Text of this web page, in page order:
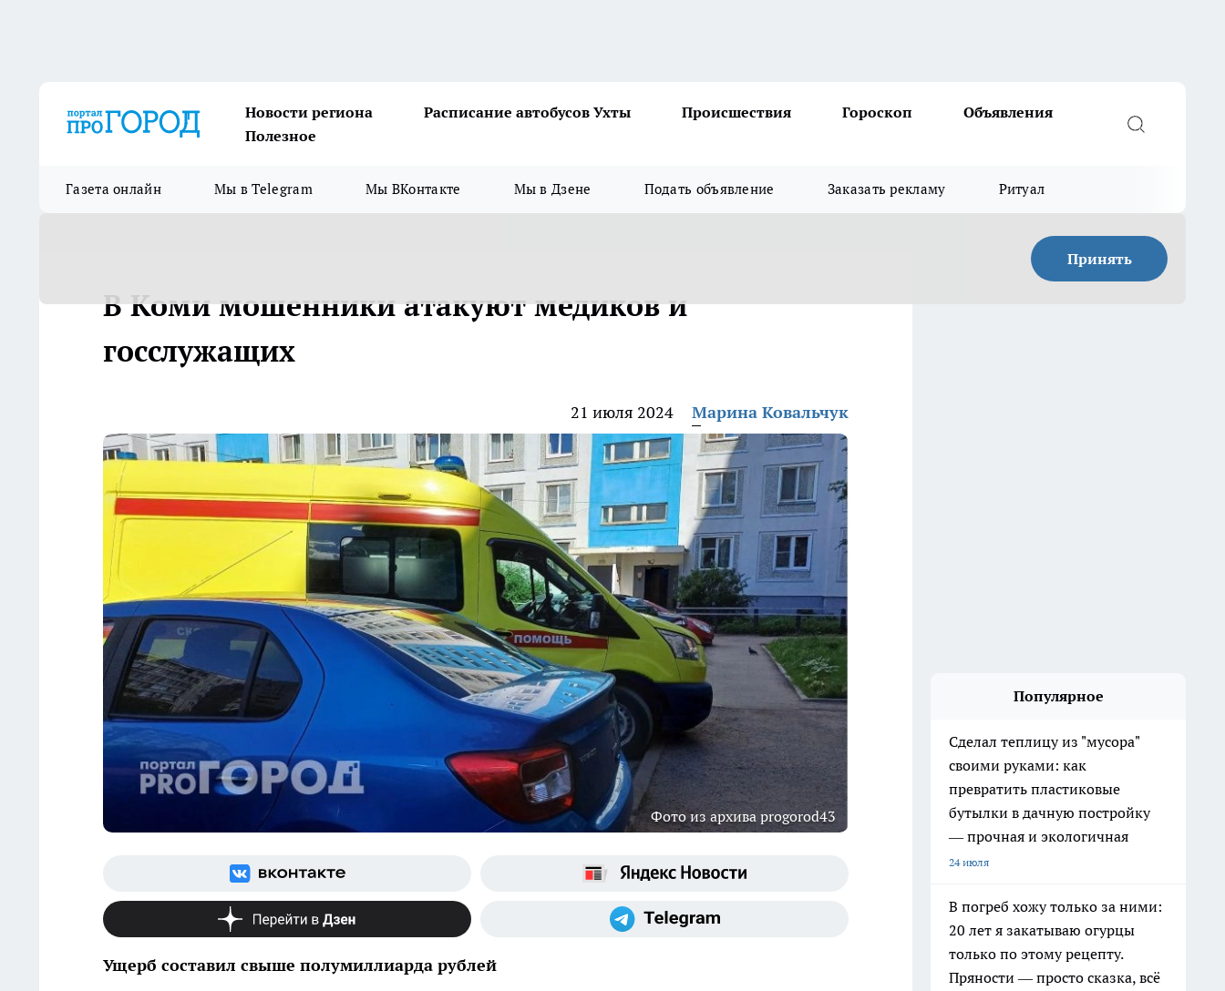
Новости региона Расписание автобусов Ухты Происшествия Гороскоп
Объявления
Полезное
Газета онлайн Мы в Telegram Мы ВКонтакте Мы в Дзене Подать объявление Заказать рекламу Ритуал
Принять
В Коми мошенники атакуют медиков и
госслужащих
21 июля 2024 Марина Ковальчук
Фото из архива progorod43
Ущерб составил свыше полумиллиарда рублей
Популярное
Сделал теплицу из "мусора"
своими руками: как
превратить пластиковые
бутылки в дачную постройку
— прочная и экологичная
24 июля
В погреб хожу только за ними:
20 лет я закатываю огурцы
только по этому рецепту.
Пряности — просто сказка, всё